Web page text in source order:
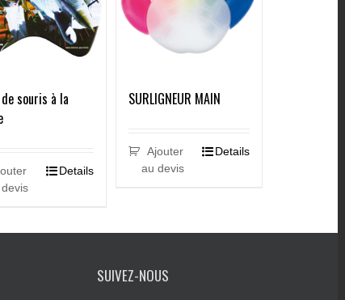
souris à la
Details
SURLIGNEUR MAIN
Ajouter
au devis
Details
SUIVEZ-NOUS